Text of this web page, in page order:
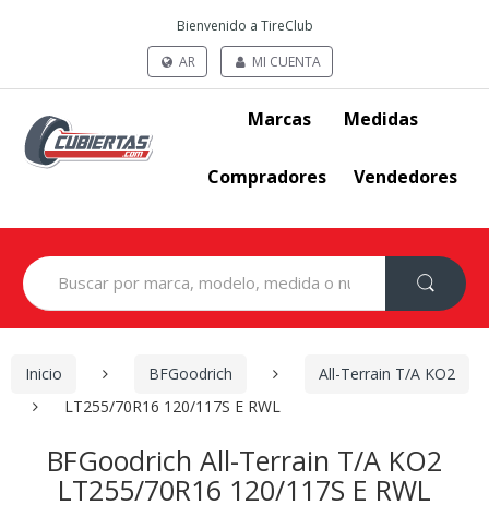
Bienvenido a TireClub
AR
MI CUENTA
Marcas Medidas
Compradores Vendedores
Search
for:
Inicio BFGoodrich
All-Terrain T/A KO2
LT255/70R16 120/117S E RWL
BFGoodrich All-Terrain T/A KO2
LT255/70R16 120/117S E RWL